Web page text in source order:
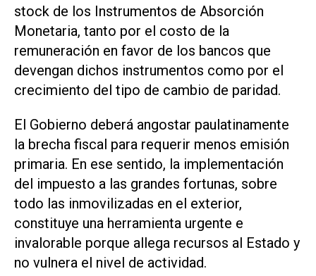
stock de los Instrumentos de Absorción
Monetaria, tanto por el costo de la
remuneración en favor de los bancos que
devengan dichos instrumentos como por el
crecimiento del tipo de cambio de paridad.
El Gobierno deberá angostar paulatinamente
la brecha fiscal para requerir menos emisión
primaria. En ese sentido, la implementación
del impuesto a las grandes fortunas, sobre
todo las inmovilizadas en el exterior,
constituye una herramienta urgente e
invalorable porque allega recursos al Estado y
no vulnera el nivel de actividad.